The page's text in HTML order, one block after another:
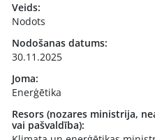
Veids:
Nodots
Nodošanas datums:
30.11.2025
Joma:
Enerģētika
Resors (nozares ministrija,
vai pašvaldība):